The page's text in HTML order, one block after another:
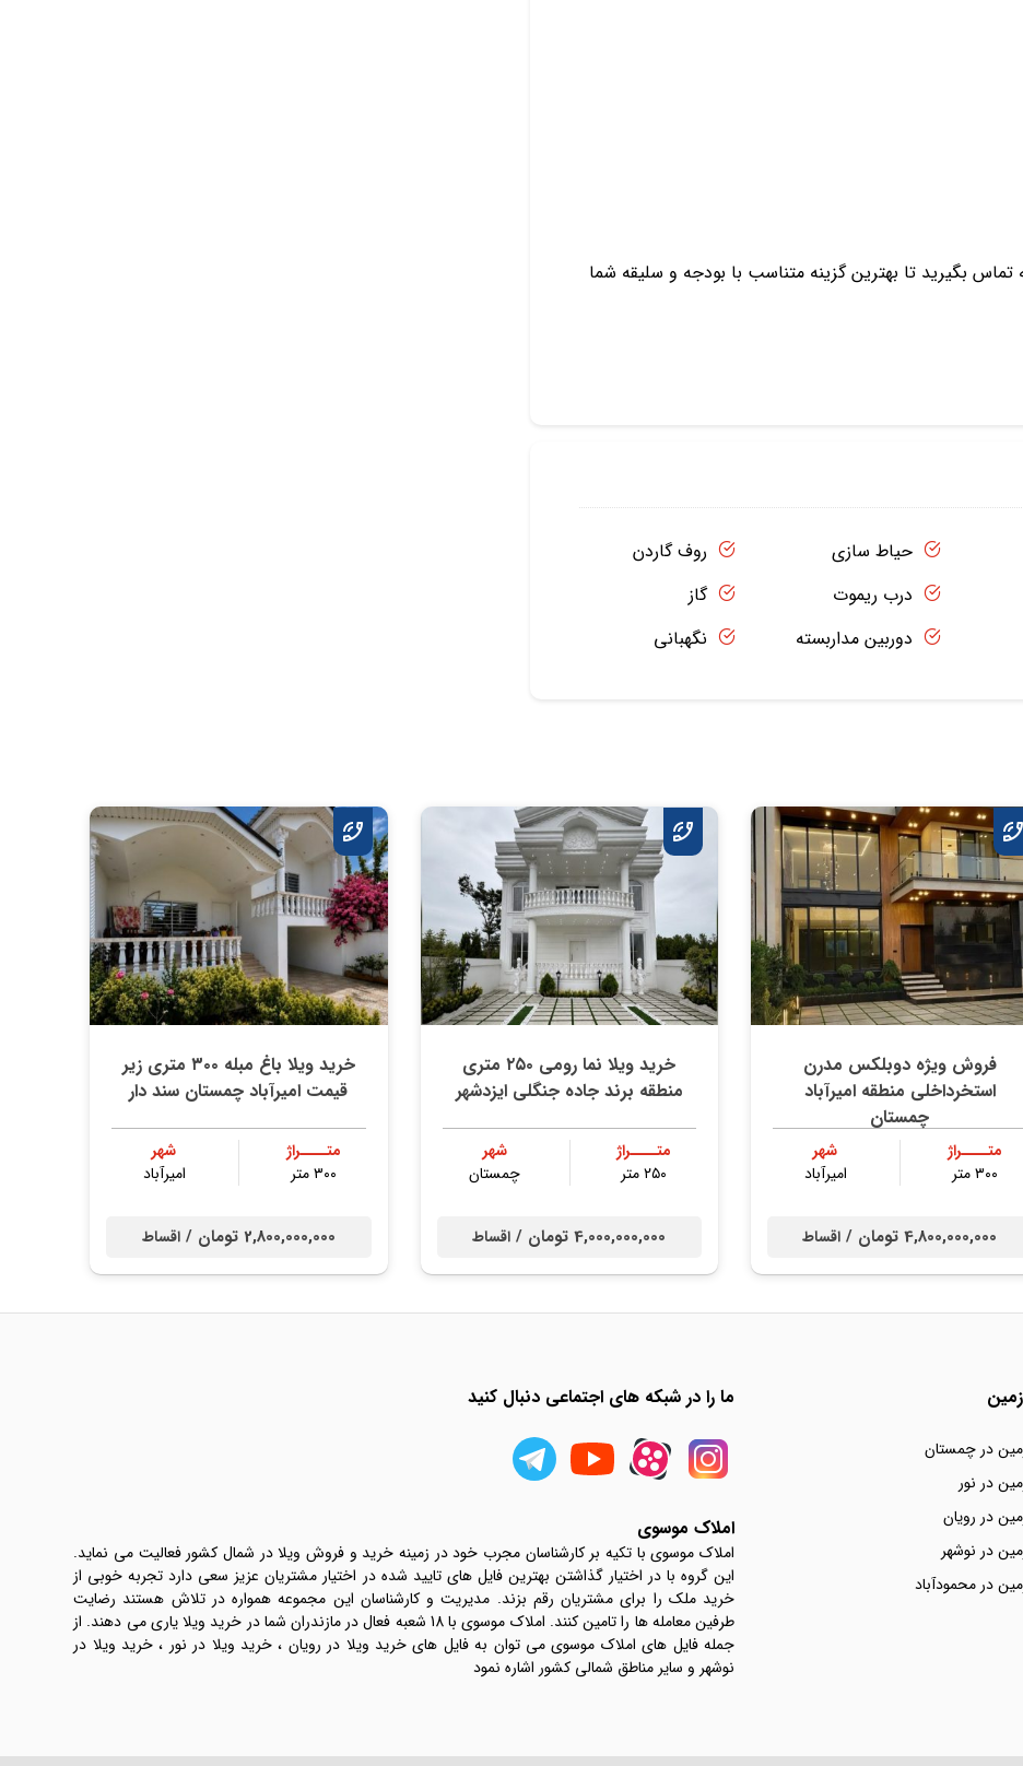
بگیرید تا بهترین گزینه متناسب با بودجه و سلیقه شما
حیاط سازی
درب ریموت
دوربین مداربسته
روف گاردن
گاز
نگهبانی
فروش ویژه دوبلکس مدرن
استخرداخلی منطقه امیرآباد
چمستان
متــــراژ
۳۰۰ متر
شهر
امیرآباد
4,800,000,000 تومان / اقساط
خرید ویلا نما رومی ۲۵۰ متری
منطقه برند جاده جنگلی ایزدشهر
متــــراژ
۲۵۰ متر
شهر
چمستان
4,000,000,000 تومان / اقساط
خرید ویلا باغ مبله ۳۰۰ متری زیر
قیمت امیرآباد چمستان سند دار
متــــراژ
۳۰۰ متر
شهر
امیرآباد
2,800,000,000 تومان / اقساط
در چمستان
در نور
در رویان
در نوشهر
در محمودآباد
ما را در شبکه های اجتماعی دنبال کنید
املاک موسوی
املاک موسوی با تکیه بر کارشناسان مجرب خود در زمینه خرید و فروش ویلا در شمال کشور فعالیت می نماید.
این گروه با در اختیار گذاشتن بهترین فایل های تایید شده در اختیار مشتریان عزیز سعی دارد تجربه خوبی از
خرید ملک را برای مشتریان رقم بزند. مدیریت و کارشناسان این مجموعه همواره در تلاش هستند رضایت
طرفین معامله ها را تامین کنند. املاک موسوی با 18 شعبه فعال در مازندران شما در خرید ویلا یاری می دهند. از
جمله فایل های املاک موسوی می توان به فایل های خرید ویلا در رویان ، خرید ویلا در نور ، خرید ویلا در
نوشهر و سایر مناطق شمالی کشور اشاره نمود